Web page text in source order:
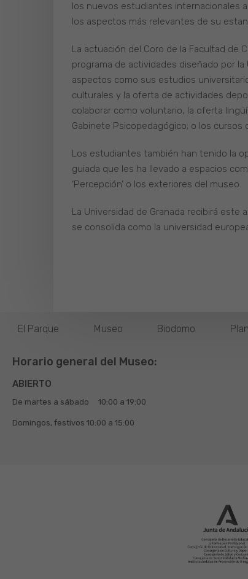
los nuevos estudiantes internacionales
los aspectos más relevantes de su
La actuación del Coro de la Facultad de
programa de actividades diseñado por
aspectos como sus estudios
culturales y la oferta de actividades
colaborar como voluntario, la oferta
Gabinete Psicopedagógico; o los cursos
Los estudiantes también han tenido la
guiada que les ha llevado a espacios
‘Percepción’ o los exteriores del museo.
La Universidad de Granada recibirá
se consolida como la universidad
El Parque Museo Biodomo
Horario general del Museo:
ABIERTO
De martes a sábado 10:00 a 19:00
Domingos, festivos 10:00 a 15:00